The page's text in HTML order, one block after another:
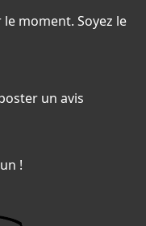
moment. Soyez le
un avis
!